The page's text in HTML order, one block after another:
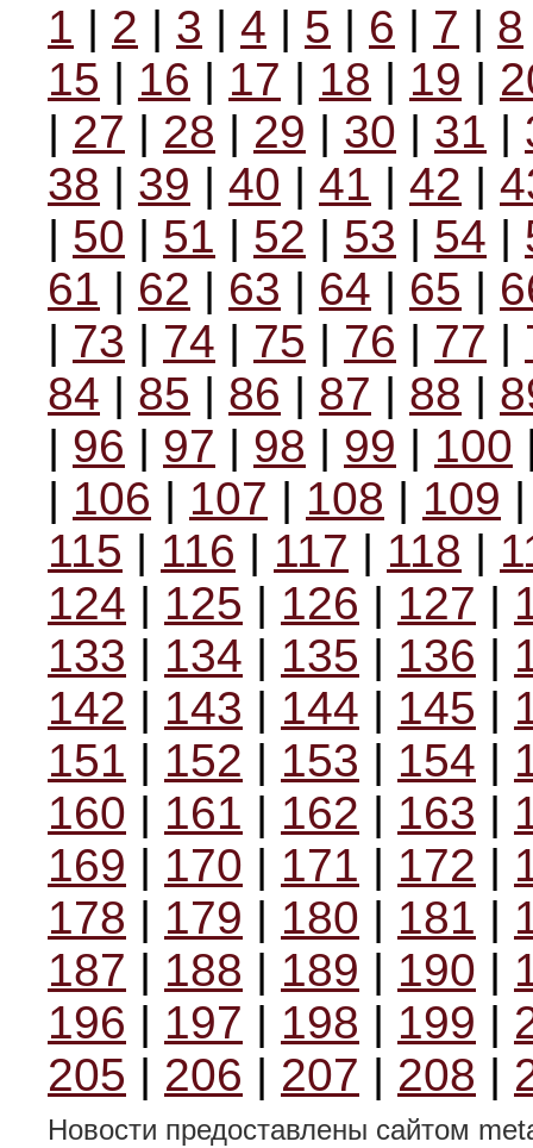
1 | 2 | 3 | 4 | 5 | 6 | 7 | 8
15 | 16 | 17 | 18 | 19 |
| 27 | 28 | 29 | 30 | 31 |
38 | 39 | 40 | 41 | 42 |
| 50 | 51 | 52 | 53 | 54 |
61 | 62 | 63 | 64 | 65 |
| 73 | 74 | 75 | 76 | 77 |
84 | 85 | 86 | 87 | 88 |
| 96 | 97 | 98 | 99 | 100
| 106 | 107 | 108 | 109
115 | 116 | 117 | 118 |
124 | 125 | 126 | 127 |
133 | 134 | 135 | 136 |
142 | 143 | 144 | 145 |
151 | 152 | 153 | 154 |
160 | 161 | 162 | 163 |
169 | 170 | 171 | 172 |
178 | 179 | 180 | 181 |
187 | 188 | 189 | 190 |
196 | 197 | 198 | 199 |
205 | 206 | 207 | 208 |
Новости предоставлены сайтом